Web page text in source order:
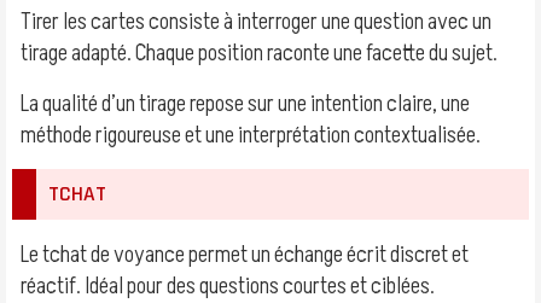
Tirer les cartes consiste à interroger une question avec un
tirage adapté. Chaque position raconte une facette du sujet.
La qualité d’un tirage repose sur une intention claire, une
méthode rigoureuse et une interprétation contextualisée.
TCHAT
Le tchat de voyance permet un échange écrit discret et
réactif. Idéal pour des questions courtes et ciblées.